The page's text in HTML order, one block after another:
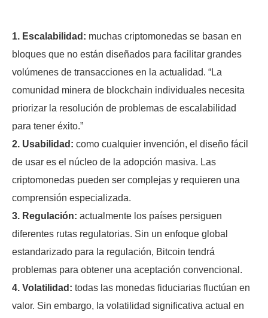
1. Escalabilidad: muchas criptomonedas se basan en
bloques que no están diseñados para facilitar grandes
volúmenes de transacciones en la actualidad. “La
comunidad minera de blockchain individuales necesita
priorizar la resolución de problemas de escalabilidad
para tener éxito.”
2. Usabilidad: como cualquier invención, el diseño fácil
de usar es el núcleo de la adopción masiva. Las
criptomonedas pueden ser complejas y requieren una
comprensión especializada.
3. Regulación: actualmente los países persiguen
diferentes rutas regulatorias. Sin un enfoque global
estandarizado para la regulación, Bitcoin tendrá
problemas para obtener una aceptación convencional.
4. Volatilidad: todas las monedas fiduciarias fluctúan en
valor. Sin embargo, la volatilidad significativa actual en